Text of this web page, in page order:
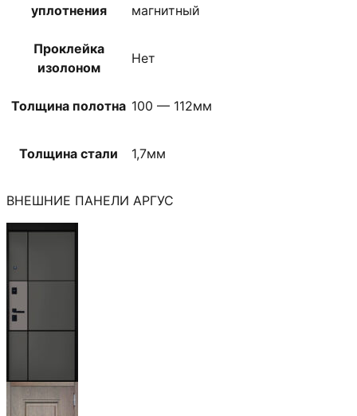
уплотнения
магнитный
Проклейка
изолоном
Нет
Толщина полотна 100 — 112мм
Толщина стали 1,7мм
ВНЕШНИЕ ПАНЕЛИ АРГУС
Мичиган